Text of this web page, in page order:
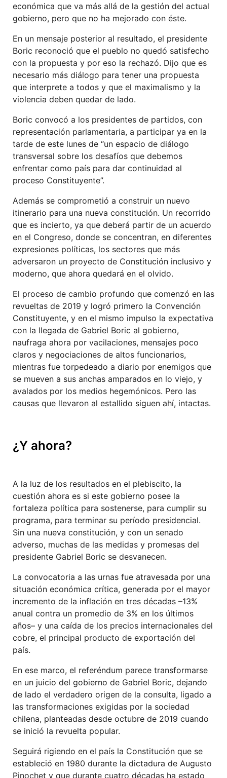
económica que va más allá de la gestión del actual
gobierno, pero que no ha mejorado con éste.
En un mensaje posterior al resultado, el presidente
Boric reconoció que el pueblo no quedó satisfecho
con la propuesta y por eso la rechazó. Dijo que es
necesario más diálogo para tener una propuesta
que interprete a todos y que el maximalismo y la
violencia deben quedar de lado.
Boric convocó a los presidentes de partidos, con
representación parlamentaria, a participar ya en la
tarde de este lunes de “un espacio de diálogo
transversal sobre los desafíos que debemos
enfrentar como país para dar continuidad al
proceso Constituyente”.
Además se comprometió a construir un nuevo
itinerario para una nueva constitución. Un recorrido
que es incierto, ya que deberá partir de un acuerdo
en el Congreso, donde se concentran, en diferentes
expresiones políticas, los sectores que más
adversaron un proyecto de Constitución inclusivo y
moderno, que ahora quedará en el olvido.
El proceso de cambio profundo que comenzó en las
revueltas de 2019 y logró primero la Convención
Constituyente, y en el mismo impulso la expectativa
con la llegada de Gabriel Boric al gobierno,
naufraga ahora por vacilaciones, mensajes poco
claros y negociaciones de altos funcionarios,
mientras fue torpedeado a diario por enemigos que
se mueven a sus anchas amparados en lo viejo, y
avalados por los medios hegemónicos. Pero las
causas que llevaron al estallido siguen ahí, intactas.
¿Y ahora?
A la luz de los resultados en el plebiscito, la
cuestión ahora es si este gobierno posee la
fortaleza política para sostenerse, para cumplir su
programa, para terminar su período presidencial.
Sin una nueva constitución, y con un senado
adverso, muchas de las medidas y promesas del
presidente Gabriel Boric se desvanecen.
La convocatoria a las urnas fue atravesada por una
situación económica crítica, generada por el mayor
incremento de la inflación en tres décadas –13%
anual contra un promedio de 3% en los últimos
años– y una caída de los precios internacionales del
cobre, el principal producto de exportación del
país.
En ese marco, el referéndum parece transformarse
en un juicio del gobierno de Gabriel Boric, dejando
de lado el verdadero origen de la consulta, ligado a
las transformaciones exigidas por la sociedad
chilena, planteadas desde octubre de 2019 cuando
se inició la revuelta popular.
Seguirá rigiendo en el país la Constitución que se
estableció en 1980 durante la dictadura de Augusto
Pinochet y que durante cuatro décadas ha estado